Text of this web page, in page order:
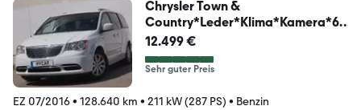
Chrysler Town &
Country*Leder*Klima*Kamera*6-
Sitzer*LPG*
12.499 €
Sehr guter Preis
EZ 07/2016• 128.640 km • 211 kW (287 PS) • Benzin